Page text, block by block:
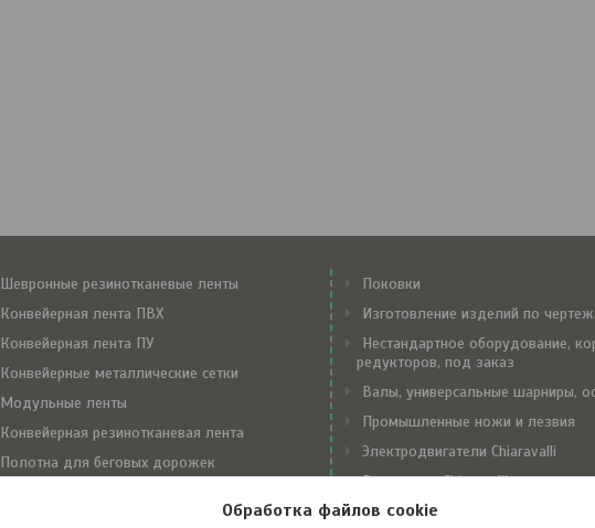
Шевронные резинотканевые ленты
Конвейерная лента ПВХ
Конвейерная лента ПУ
Конвейерные металлические сетки
Модульные ленты
Конвейерная резинотканевая лента
Полотна для беговых дорожек
Поковки
Изготовление изделий по
Нестандартное оборудование,
редукторов, под заказ
Валы, универсальные шарниры,
Промышленные ножи и лезвия
Электродвигатели Chiaravalli
Редукторы Chiaravalli
Вариаторы Chiaravalli
Обработка файлов cookie